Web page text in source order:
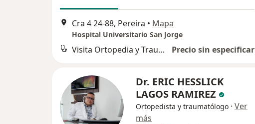
Cra 4 24-88, Pereira • Mapa
Hospital Universitario San Jorge
Visita Ortopedia y Traumatología Precio sin especificar
Dr. ERIC HESSLICK
LAGOS RAMIREZ
Ortopedista y traumatólogo · Ver
más